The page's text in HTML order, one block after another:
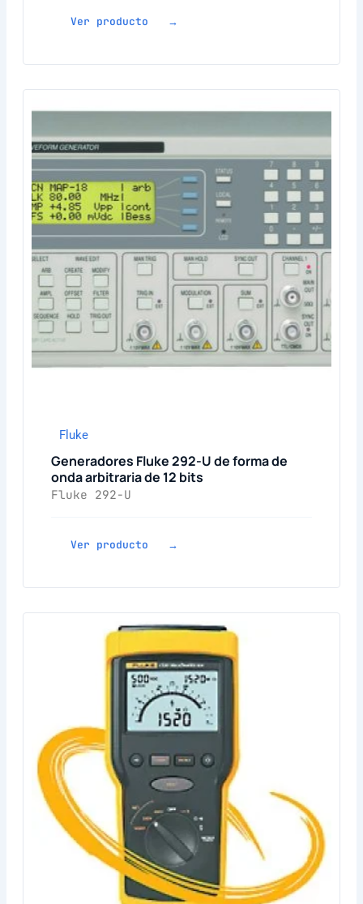
Ver producto →
Fluke
Generadores Fluke 292-U de forma de
onda arbitraria de 12 bits
Fluke 292-U
Ver producto →